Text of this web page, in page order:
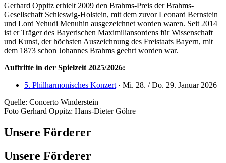
Gerhard Oppitz erhielt 2009 den Brahms-Preis der Brahms-
Gesellschaft Schleswig-Holstein, mit dem zuvor Leonard Bernstein
und Lord Yehudi Menuhin ausgezeichnet worden waren. Seit 2014
ist er Träger des Bayerischen Maximiliansordens für Wissenschaft
und Kunst, der höchsten Auszeichnung des Freistaats Bayern, mit
dem 1873 schon Johannes Brahms geehrt worden war.
Auftritte in der Spielzeit 2025/2026:
5. Philharmonisches Konzert · Mi. 28. / Do. 29. Januar 2026
Quelle: Concerto Winderstein
Foto Gerhard Oppitz: Hans-Dieter Göhre
Unsere Förderer
Unsere Förderer